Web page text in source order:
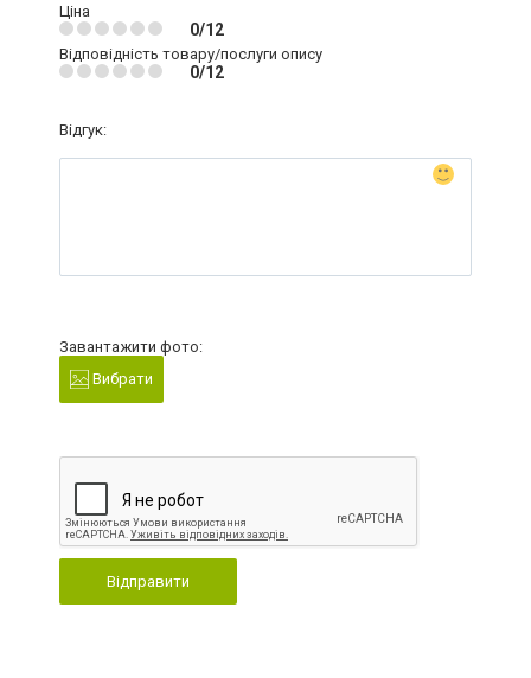
Ціна
0/12
Відповідність товару/послуги опису
0/12
Відгук:
Завантажити фото:
Вибрати
Відправити